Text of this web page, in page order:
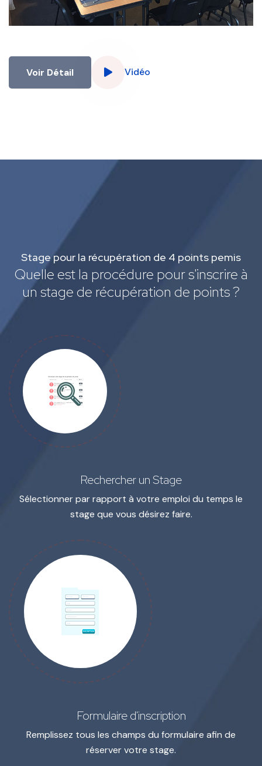
Voir Détail Vidéo
Stage pour la récupération de 4 points pemis
Quelle est la procédure pour s'inscrire à
un stage de récupération de points ?
Rechercher un Stage
Sélectionner par rapport à votre emploi du temps le
stage que vous désirez faire.
Formulaire d'inscription
Remplissez tous les champs du formulaire afin de
réserver votre stage.